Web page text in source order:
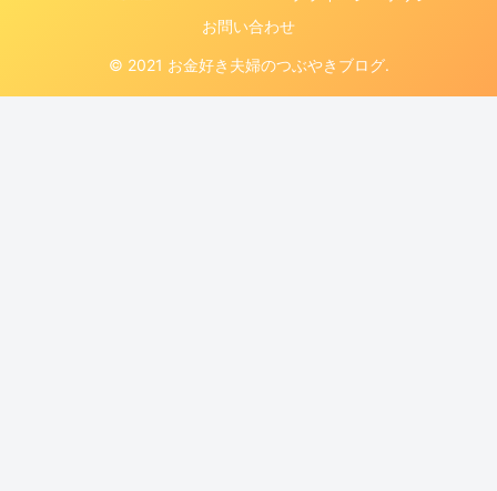
お問い合わせ
© 2021 お金好き夫婦のつぶやきブログ.